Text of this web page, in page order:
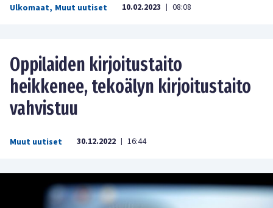
Ulkomaat, Muut uutiset 10.02.2023 | 08:08
Oppilaiden kirjoitustaito
heikkenee, tekoälyn kirjoitustaito
vahvistuu
Muut uutiset 30.12.2022 | 16:44